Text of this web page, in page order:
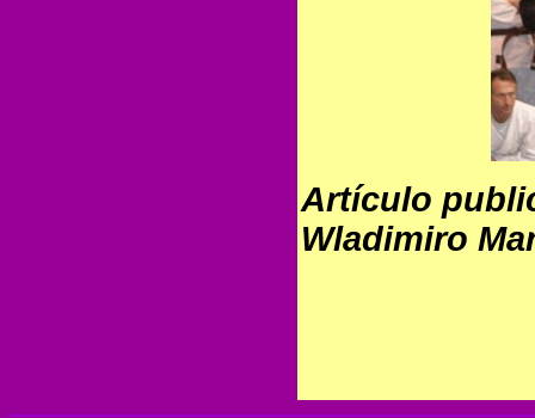
Artículo
Wladimiro